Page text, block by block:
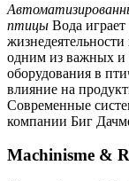
птицы Вода
одним из важных и
оборудования в
влияние на
Современные
компании Биг
Machinisme &